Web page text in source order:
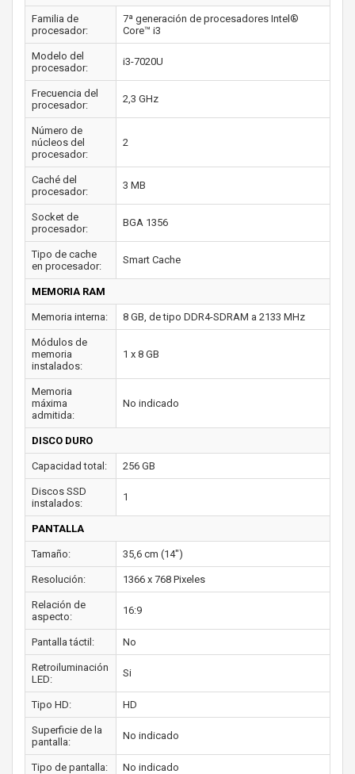
Familia de
procesador:
7ª generación de procesadores Intel®
Core™ i3
Modelo del
procesador:
i3-7020U
Frecuencia del
procesador:
2,3 GHz
Número de
núcleos del
procesador:
2
Caché del
procesador:
3 MB
Socket de
procesador:
BGA 1356
Tipo de cache
en procesador:
Smart Cache
MEMORIA RAM
Memoria interna: 8 GB, de tipo DDR4-SDRAM a 2133 MHz
Módulos de
memoria
instalados:
1 x 8 GB
Memoria
máxima
admitida:
No indicado
DISCO DURO
Capacidad total: 256 GB
Discos SSD
instalados:
1
PANTALLA
Tamaño: 35,6 cm (14")
Resolución: 1366 x 768 Pixeles
Relación de
aspecto:
16:9
Pantalla táctil: No
Retroiluminación
LED:
Si
Tipo HD: HD
Superficie de la
pantalla:
No indicado
Tipo de pantalla: No indicado